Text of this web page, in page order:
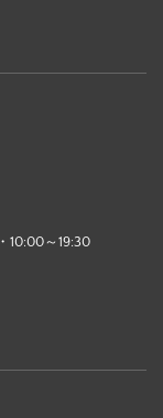
10:00～19:30